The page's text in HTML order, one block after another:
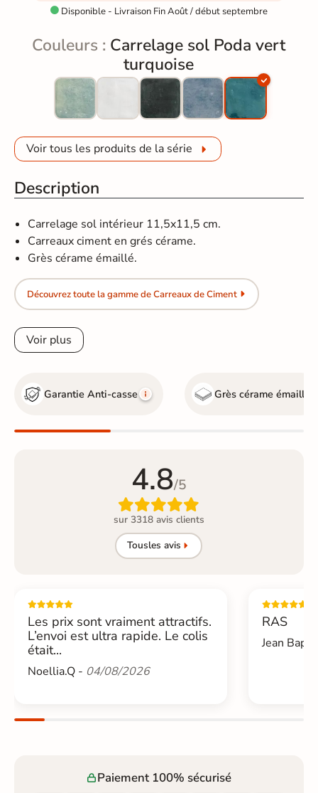
 Disponible - Livraison Fin Août / début septembre
Couleurs : Carrelage sol Poda vert
turquoise
Voir tous les produits de la série
Description
Carrelage sol intérieur 11,5x11,5 cm.
Carreaux ciment en grés cérame.
Grès cérame émaillé.
Découvrez toute la gamme de Carreaux de Ciment
Voir plus
Garantie Anti-casse Grès cérame émaillé
4.8/5

sur 3318 avis clients
Tousles avis
Les prix sont vraiment attractifs.
L’envoi est ultra rapide. Le colis
était...
Noellia.Q - 04/08/2026
RAS
Jean
Paiement 100% sécurisé